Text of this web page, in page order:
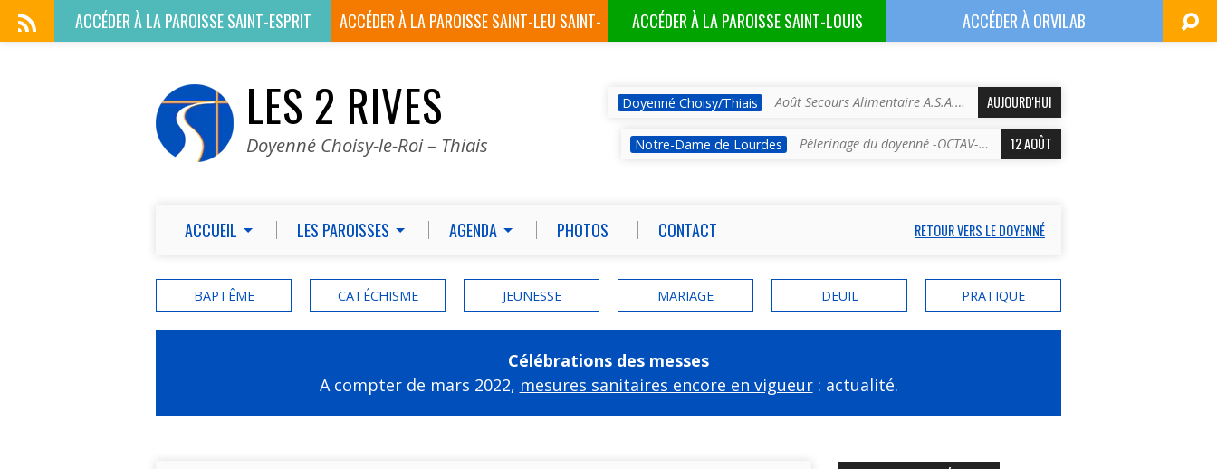
ACCÉDER À LAPAROISSE SAINT-ESPRIT ACCÉDER À LAPAROISSE SAINT-LEU SAINT-
ACCÉDER À LAPAROISSE SAINT-LOUIS ACCÉDER ÀORVILAB
LES 2 RIVES
Doyenné Choisy-le-Roi – Thiais
Doyenné Choisy/Thiais Août Secours Alimentaire A.S.A.… AUJOURD'HUI
Notre-Dame de Lourdes Pèlerinage du doyenné -OCTAV-… 12 AOÛT
ACCUEIL LES PAROISSES AGENDA PHOTOS CONTACT RETOUR VERS LE DOYENNÉ
BAPTÊME CATÉCHISME JEUNESSE MARIAGE DEUIL PRATIQUE
Célébrations des messes
A compter de mars 2022, mesures sanitaires encore en vigueur: actualité.